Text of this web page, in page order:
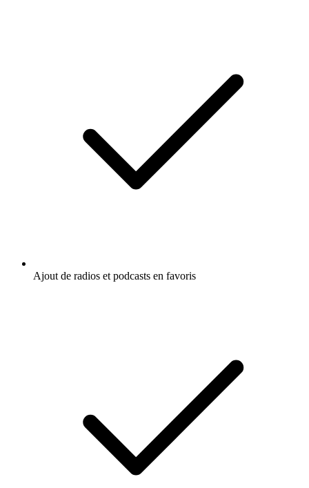
Ajout de radios et podcasts en favoris